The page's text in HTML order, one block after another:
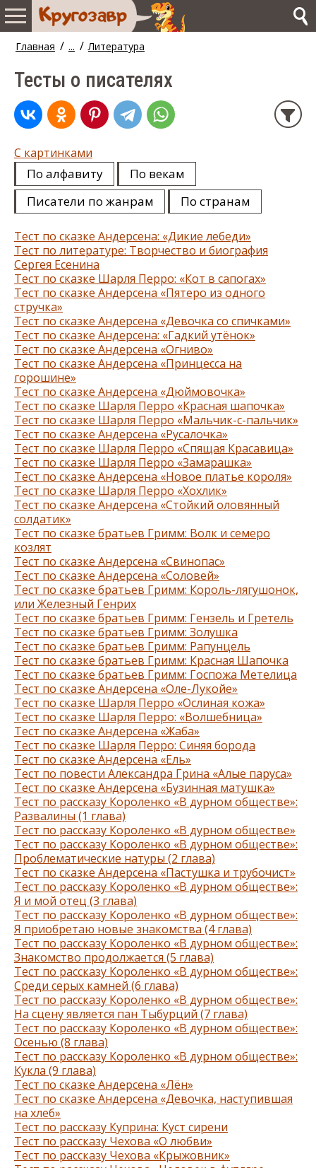
Главная / ... / Литература
Тесты о писателях
C картинками
По алфавиту
По векам
Писатели по жанрам
По странам
Тест по сказке Андерсена: «Дикие лебеди»
Тест по литературе: Творчество и биография
Сергея Есенина
Тест по сказке Шарля Перро: «Кот в сапогах»
Тест по сказке Андерсена «Пятеро из одного
стручка»
Тест по сказке Андерсена «Девочка со спичками»
Тест по сказке Андерсена: «Гадкий утёнок»
Тест по сказке Андерсена «Огниво»
Тест по сказке Андерсена «Принцесса на
горошине»
Тест по сказке Андерсена «Дюймовочка»
Тест по сказке Шарля Перро «Красная шапочка»
Тест по сказке Шарля Перро «Мальчик-с-пальчик»
Тест по сказке Андерсена «Русалочка»
Тест по сказке Шарля Перро «Спящая Красавица»
Тест по сказке Шарля Перро «Замарашка»
Тест по сказке Андерсена «Новое платье короля»
Тест по сказке Шарля Перро «Хохлик»
Тест по сказке Андерсена «Стойкий оловянный
солдатик»
Тест по сказке братьев Гримм: Волк и семеро
козлят
Тест по сказке Андерсена «Свинопас»
Тест по сказке Андерсена «Соловей»
Тест по сказке братьев Гримм: Король-лягушонок,
или Железный Генрих
Тест по сказке братьев Гримм: Гензель и Гретель
Тест по сказке братьев Гримм: Золушка
Тест по сказке братьев Гримм: Рапунцель
Тест по сказке братьев Гримм: Красная Шапочка
Тест по сказке братьев Гримм: Госпожа Метелица
Тест по сказке Андерсена «Оле-Лукойе»
Тест по сказке Шарля Перро «Ослиная кожа»
Тест по сказке Шарля Перро: «Волшебница»
Тест по сказке Андерсена «Жаба»
Тест по сказке Шарля Перро: Синяя борода
Тест по сказке Андерсена «Ель»
Тест по повести Александра Грина «Алые паруса»
Тест по сказке Андерсена «Бузинная матушка»
Тест по рассказу Короленко «В дурном обществе»:
Развалины (1 глава)
Тест по рассказу Короленко «В дурном обществе»
Тест по рассказу Короленко «В дурном обществе»:
Проблематические натуры (2 глава)
Тест по сказке Андерсена «Пастушка и трубочист»
Тест по рассказу Короленко «В дурном обществе»:
Я и мой отец (3 глава)
Тест по рассказу Короленко «В дурном обществе»:
Я приобретаю новые знакомства (4 глава)
Тест по рассказу Короленко «В дурном обществе»:
Знакомство продолжается (5 глава)
Тест по рассказу Короленко «В дурном обществе»:
Среди серых камней (6 глава)
Тест по рассказу Короленко «В дурном обществе»:
На сцену является пан Тыбурций (7 глава)
Тест по рассказу Короленко «В дурном обществе»:
Осенью (8 глава)
Тест по рассказу Короленко «В дурном обществе»:
Кукла (9 глава)
Тест по сказке Андерсена «Лён»
Тест по сказке Андерсена «Девочка, наступившая
на хлеб»
Тест по рассказу Куприна: Куст сирени
Тест по рассказу Чехова «О любви»
Тест по рассказу Чехова «Крыжовник»